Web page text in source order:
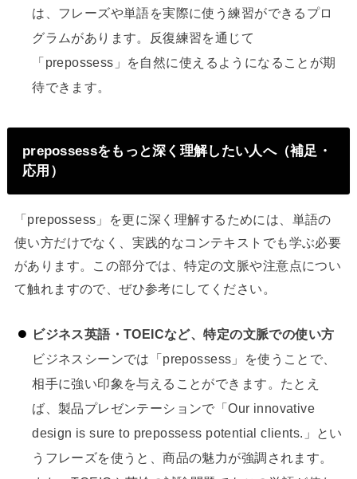
は、フレーズや単語を実際に使う練習ができるプロ
グラムがあります。反復練習を通じて
「prepossess」を自然に使えるようになることが期
待できます。
prepossessをもっと深く理解したい人へ（補足・
応用）
「prepossess」を更に深く理解するためには、単語の
使い方だけでなく、実践的なコンテキストでも学ぶ必要
があります。この部分では、特定の文脈や注意点につい
て触れますので、ぜひ参考にしてください。
ビジネス英語・TOEICなど、特定の文脈での使い方
ビジネスシーンでは「prepossess」を使うことで、
相手に強い印象を与えることができます。たとえ
ば、製品プレゼンテーションで「Our innovative
design is sure to prepossess potential clients.」とい
うフレーズを使うと、商品の魅力が強調されます。